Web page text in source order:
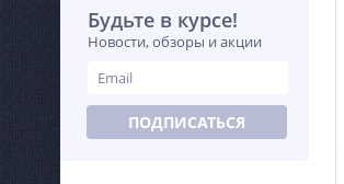
Будьте в курсе!
Новости, обзоры и акции
ПОДПИСАТЬСЯ